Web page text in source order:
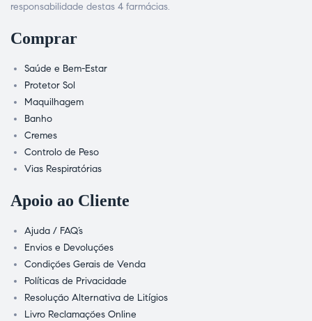
responsabilidade destas 4 farmácias.
Comprar
Saúde e Bem-Estar
Protetor Sol
Maquilhagem
Banho
Cremes
Controlo de Peso
Vias Respiratórias
Apoio ao Cliente
Ajuda / FAQ’s
Envios e Devoluções
Condições Gerais de Venda
Políticas de Privacidade
Resolução Alternativa de Litígios
Livro Reclamações Online